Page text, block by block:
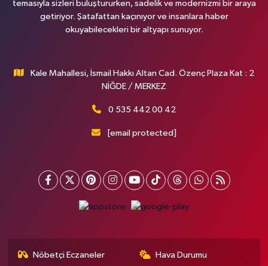
temasıyla sizleri buluştururken, sadelik ve modernizmi bir araya
getiriyor. Şatafattan kaçınıyor ve insanlara haber
okuyabilecekleri bir altyapı sunuyor.
Kale Mahallesi, İsmail Hakkı Altan Cad. Özenç Plaza Kat : 2
NİĞDE / MERKEZ
0 535 442 00 42
[email protected]
Nöbetçi Eczaneler Hava Durumu